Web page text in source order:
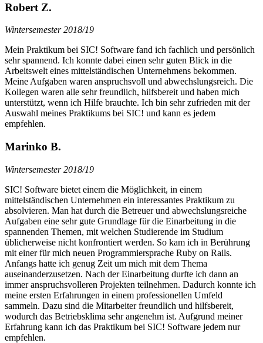
Robert Z.
Wintersemester 2018/19
Mein Praktikum bei SIC! Software fand ich fachlich und persönlich
sehr spannend. Ich konnte dabei einen sehr guten Blick in die
Arbeitswelt eines mittelständischen Unternehmens bekommen.
Meine Aufgaben waren anspruchsvoll und abwechslungsreich. Die
Kollegen waren alle sehr freundlich, hilfsbereit und haben mich
unterstützt, wenn ich Hilfe brauchte. Ich bin sehr zufrieden mit der
Auswahl meines Praktikums bei SIC! und kann es jedem
empfehlen.
Marinko B.
Wintersemester 2018/19
SIC! Software bietet einem die Möglichkeit, in einem
mittelständischen Unternehmen ein interessantes Praktikum zu
absolvieren. Man hat durch die Betreuer und abwechslungsreiche
Aufgaben eine sehr gute Grundlage für die Einarbeitung in die
spannenden Themen, mit welchen Studierende im Studium
üblicherweise nicht konfrontiert werden. So kam ich in Berührung
mit einer für mich neuen Programmiersprache Ruby on Rails.
Anfangs hatte ich genug Zeit um mich mit dem Thema
auseinanderzusetzen. Nach der Einarbeitung durfte ich dann an
immer anspruchsvolleren Projekten teilnehmen. Dadurch konnte ich
meine ersten Erfahrungen in einem professionellen Umfeld
sammeln. Dazu sind die Mitarbeiter freundlich und hilfsbereit,
wodurch das Betriebsklima sehr angenehm ist. Aufgrund meiner
Erfahrung kann ich das Praktikum bei SIC! Software jedem nur
empfehlen.